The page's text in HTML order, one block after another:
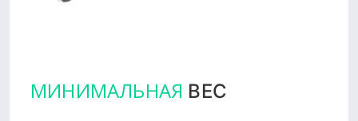
МИНИМАЛЬНАЯ ВЕС